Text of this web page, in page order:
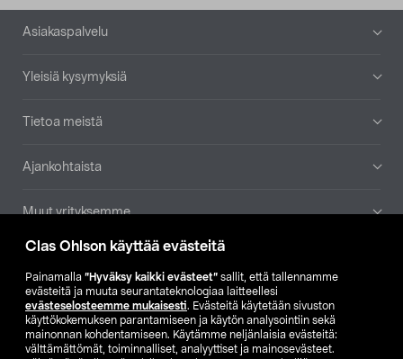
Clas Ohlson käyttää evästeitä
Painamalla ”Hyväksy kaikki evästeet” sallit, että tallennamme
evästeitä ja muuta seurantateknologiaa laitteellesi
evästeselosteemme mukaisesti. Evästeitä käytetään sivuston
käyttökokemuksen parantamiseen ja käytön analysointiin sekä
mainonnan kohdentamiseen. Käytämme neljänlaisia evästeitä:
välttämättömät, toiminnalliset, analyyttiset ja mainosevästeet.
Alatunniste
Asiakaspalvelu
Yleisiä kysymyksiä
Tietoa meistä
Ajankohtaista
Muut yrityksemme
Etsi myymälä
SE NO FI
FI SV